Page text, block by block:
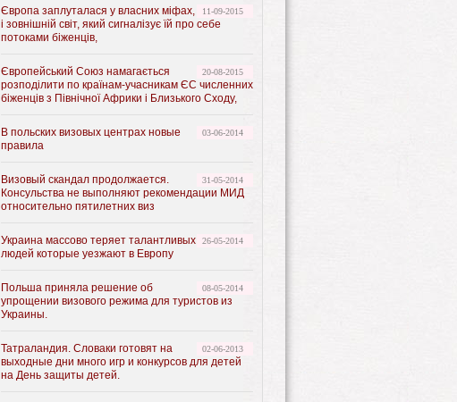
11-09-2015
Європа заплуталася у власних міфах,
і зовнішній світ, який сигналізує їй про себе
потоками біженців,
20-08-2015
Європейський Союз намагається
розподілити по країнам-учасникам ЄС численних
біженців з Північної Африки і Близького Сходу,
03-06-2014
В польских визовых центрах новые
правила
31-05-2014
Визовый скандал продолжается.
Консульства не выполняют рекомендации МИД
относительно пятилетних виз
26-05-2014
Украина массово теряет талантливых
людей которые уезжают в Европу
08-05-2014
Польша приняла решение об
упрощении визового режима для туристов из
Украины.
02-06-2013
Татраландия. Словаки готовят на
выходные дни много игр и конкурсов для детей
на День защиты детей.